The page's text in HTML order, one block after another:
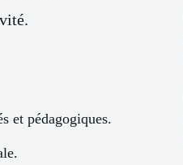
et pédagogiques.